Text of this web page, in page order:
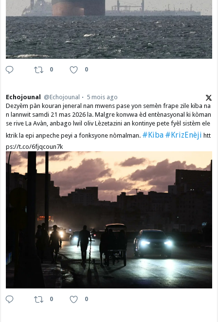
0 0
Echojounal @Echojounal
5 mois ago
Dezyèm pàn kouran jeneral nan mwens pase yon semèn frape zile kiba na
n lannwit samdi 21 mas 2026 la. Malgre konvwa èd entènasyonal ki kòman
se rive La Avàn, anbago lwil oliv Lèzetazini an kontinye pete fyèl sistèm ele
ktrik la epi anpeche peyi a fonksyone nòmalman. #Kiba #KrizEnèji htt
ps://t.co/6fjqcoun7k
0 0